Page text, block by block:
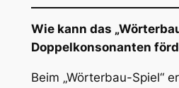
Wie kann das
Doppelkonsonanten
Beim „Wörterbau-Spiel“